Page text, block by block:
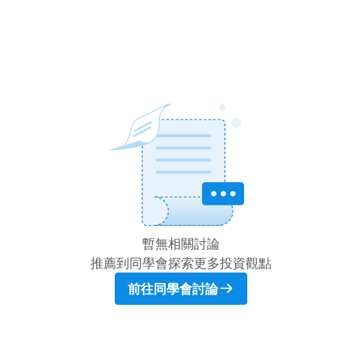
暫無相關討論
推薦到同學會探索更多投資觀點
前往同學會討論